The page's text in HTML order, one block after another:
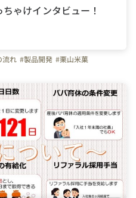
ゃけインタビュー！
流れ #製品開発 #栗山米菓